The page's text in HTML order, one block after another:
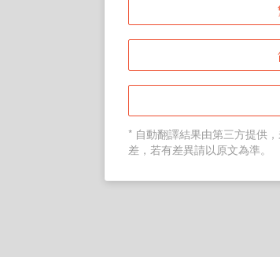
* 自動翻譯結果由第三方提供
差，若有差異請以原文為準。